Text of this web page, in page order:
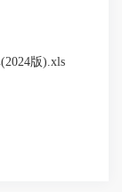
版).xls